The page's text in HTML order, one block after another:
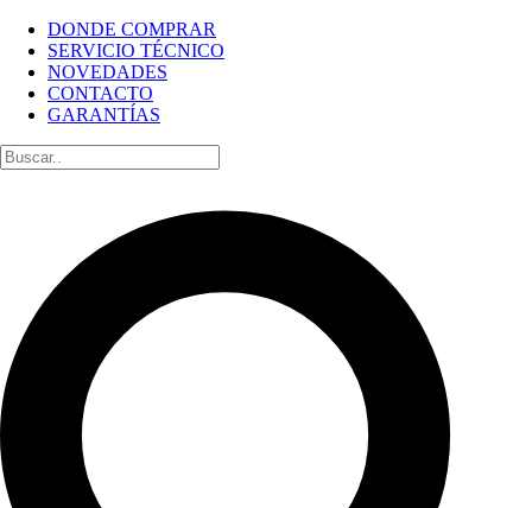
DONDE COMPRAR
SERVICIO TÉCNICO
NOVEDADES
CONTACTO
GARANTÍAS